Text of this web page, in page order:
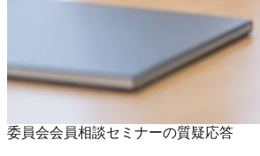
委員会会員相談セミナーの質疑応答